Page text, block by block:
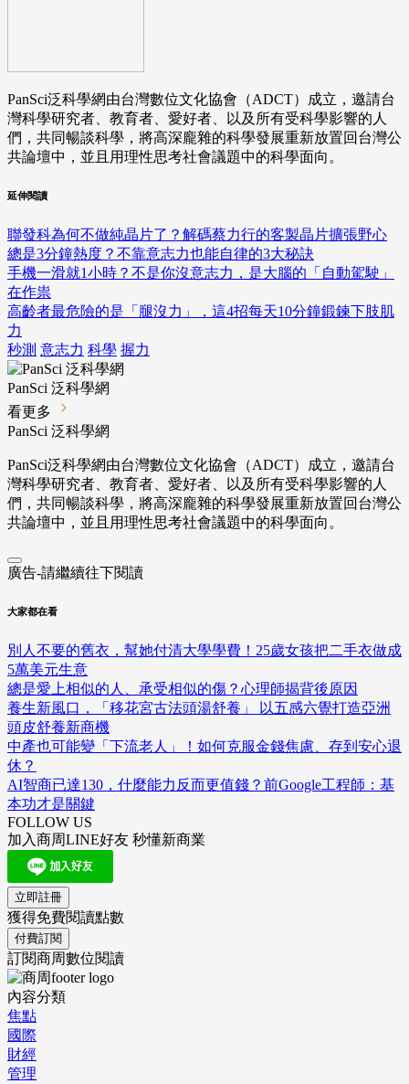
PanSci泛科學網由台灣數位文化協會（ADCT）成立，邀請台
灣科學研究者、教育者、愛好者、以及所有受科學影響的人
們，共同暢談科學，將高深龐雜的科學發展重新放置回台灣公
共論壇中，並且用理性思考社會議題中的科學面向。
延伸閱讀
聯發科為何不做純晶片了？解碼蔡力行的客製晶片擴張野心
總是3分鐘熱度？不靠意志力也能自律的3大秘訣
手機一滑就1小時？不是你沒意志力，是大腦的「自動駕駛」
在作祟
高齡者最危險的是「腿沒力」，這4招每天10分鐘鍛鍊下肢肌
力
秒測 意志力 科學 握力
PanSci 泛科學網
看更多
PanSci 泛科學網
PanSci泛科學網由台灣數位文化協會（ADCT）成立，邀請台
灣科學研究者、教育者、愛好者、以及所有受科學影響的人
們，共同暢談科學，將高深龐雜的科學發展重新放置回台灣公
共論壇中，並且用理性思考社會議題中的科學面向。
廣告-請繼續往下閱讀
大家都在看
別人不要的舊衣，幫她付清大學學費！25歲女孩把二手衣做成
5萬美元生意
總是愛上相似的人、承受相似的傷？心理師揭背後原因
養生新風口，「移花宮古法頭湯舒養」 以五感六覺打造亞洲
頭皮舒養新商機
中產也可能變「下流老人」！如何克服金錢焦慮、存到安心退
休？
AI智商已達130，什麼能力反而更值錢？前Google工程師：基
本功才是關鍵
FOLLOW US
加入商周LINE好友 秒懂新商業
立即註冊
獲得免費閱讀點數
付費訂閱
訂閱商周數位閱讀
內容分類
焦點
國際
財經
管理